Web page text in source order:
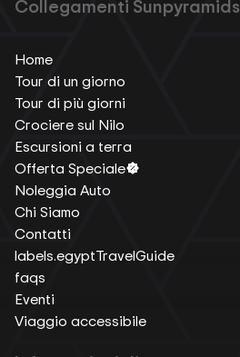
Collegamenti Sunpyramids
Home
Tour di un giorno
Tour di più giorni
Crociere sul Nilo
Escursioni a terra
Offerta Speciale
Noleggia Auto
Chi Siamo
Contatti
labels.egyptTravelGuide
faqs
Eventi
Viaggio accessibile